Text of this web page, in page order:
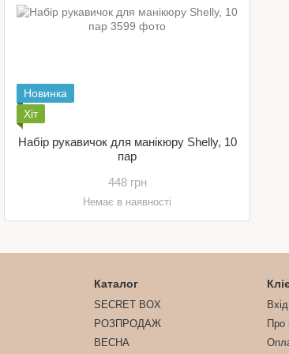
Новинка
Хіт
Набір рукавичок для манікюру Shelly, 10
пар
448 грн
Немає в наявності
Каталог
SECRET BOX
РОЗПРОДАЖ
ВЕСНА
Про